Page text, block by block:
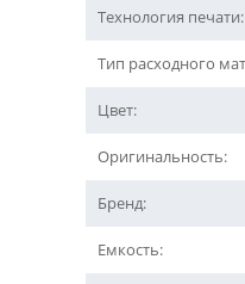
Технология печати:
Тип расходного
Цвет:
Оригинальность:
Бренд:
Емкость: